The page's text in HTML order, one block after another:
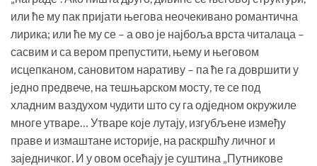
или ће му пак пријати његова неочекивано романтична
лирика; или ће му се – а ово је најбоља врста читалаца –
сасвим и са вером препустити, њему и његовом
исцепканом, сановитом наративу – па ће га довршити у
једно предвече, на тешњарском мосту, те се под
хладним ваздухом чудити што су га одједном окружиле
многе утваре… Утваре које лутају, изгубљене између
праве и измаштане историје, на раскршћу личног и
заједничког. И у овом осећају је суштина „Путникове